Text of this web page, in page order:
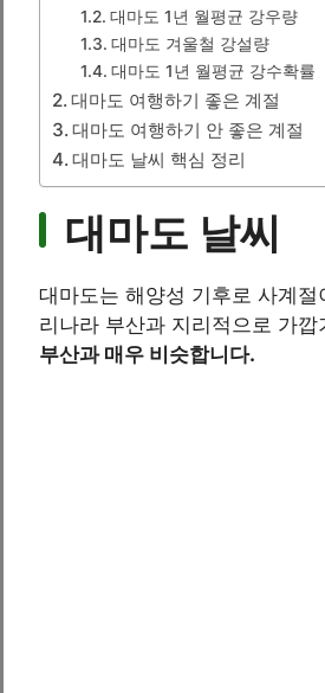
대마도 1년 월평균 강우량
대마도 겨울철 강설량
대마도 1년 월평균 강수확률
대마도 여행하기 좋은 계절
대마도 여행하기 안 좋은 계절
대마도 날씨 핵심 정리
대마도 날씨
대마도는 해양성 기후로 사계절
리나라 부산과 지리적으로 가깝
부산과 매우 비슷합니다.